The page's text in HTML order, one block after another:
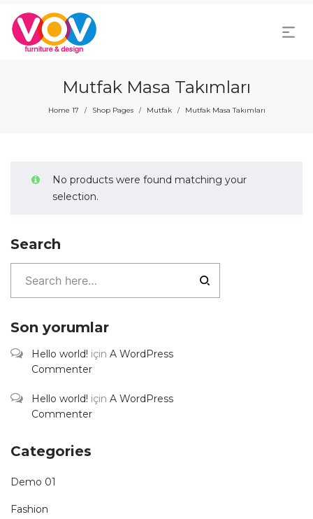
Mutfak Masa Takımları
Home 17 / Shop Pages / Mutfak / Mutfak Masa Takımları
No products were found matching your
selection.
Search
Son yorumlar
Hello world! için A WordPress
Commenter
Hello world! için A WordPress
Commenter
Categories
Demo 01
Fashion